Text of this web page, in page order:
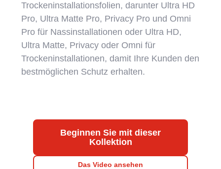
Trockeninstallationsfolien, darunter Ultra HD
Pro, Ultra Matte Pro, Privacy Pro und Omni
Pro für Nassinstallationen oder Ultra HD,
Ultra Matte, Privacy oder Omni für
Trockeninstallationen, damit Ihre Kunden den
bestmöglichen Schutz erhalten.
Beginnen Sie mit dieser
Kollektion
Das Video ansehen